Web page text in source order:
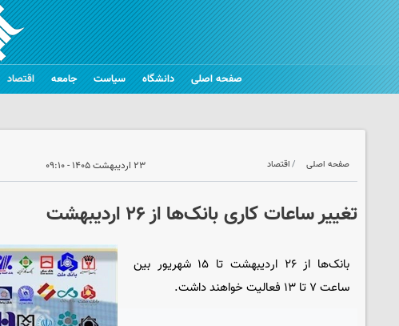
صفحه اصلی دانشگاه سیاست جامعه اقتصاد
صفحه اصلی اقتصاد ۲۳ اردیبهشت ۱۴۰۵ - ۰۹:۱۰
تغییر ساعات کاری بانک‌ها از ۲۶ اردیبهشت
بانک‌ها از ۲۶ اردیبهشت تا ۱۵ شهریور بین
ساعت ۷ تا ۱۳ فعالیت خواهند داشت.